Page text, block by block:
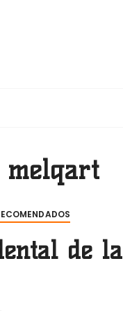
melqart
de la